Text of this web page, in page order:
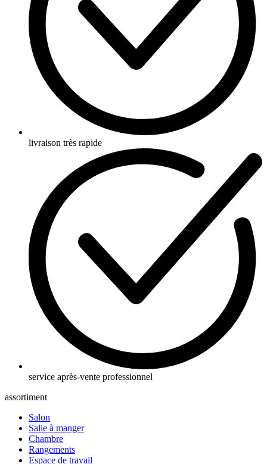
livraison très rapide
service après-vente professionnel
assortiment
Salon
Salle à manger
Chambre
Rangements
Espace de travail